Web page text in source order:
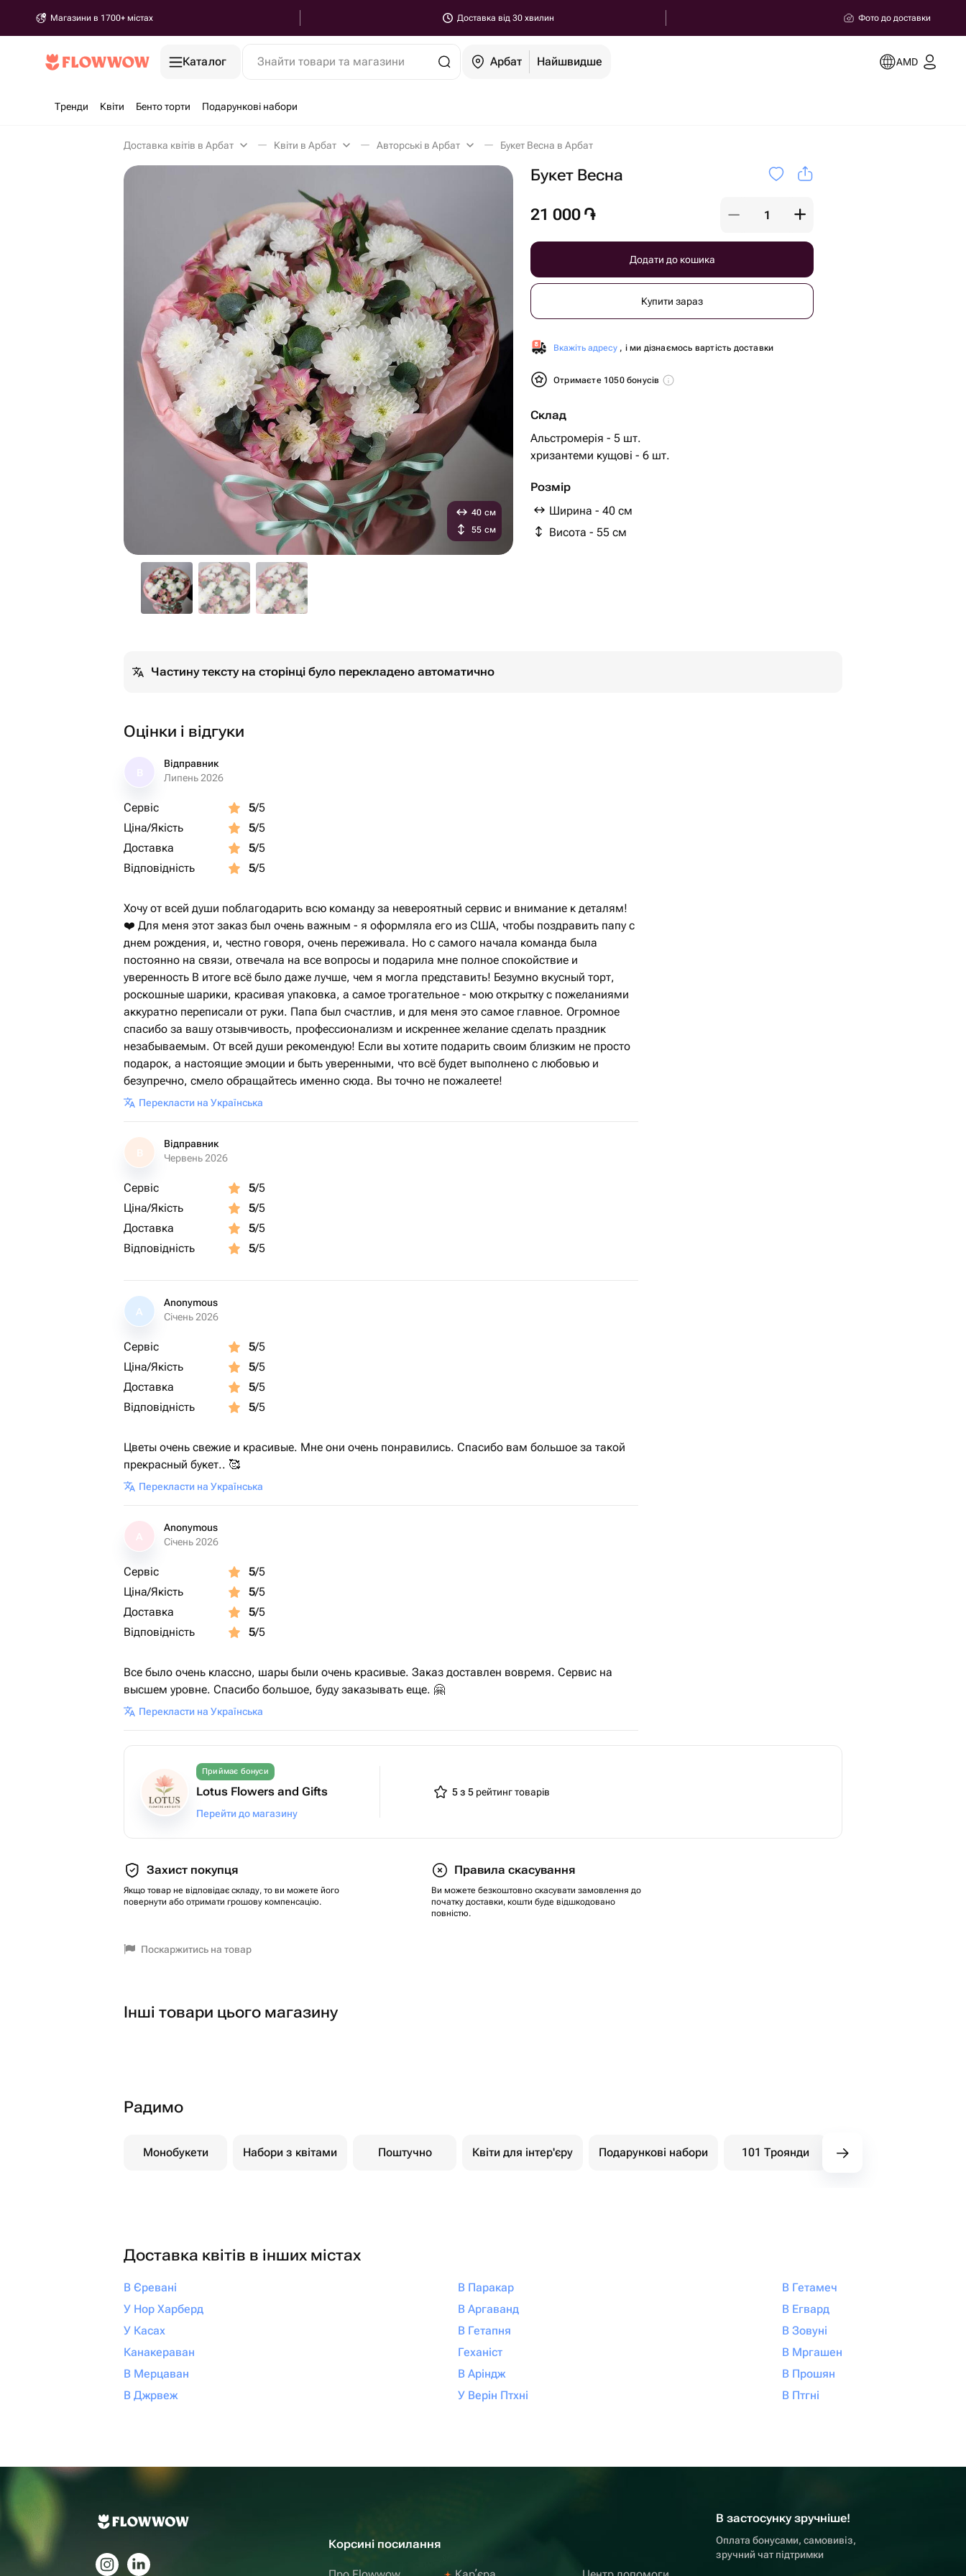
Магазини в 1700+ містах Доставка від 30 хвилин Фото до доставки
Каталог Знайти товари та магазини Арбат Найшвидше AMD
Тренди Квіти Бенто торти Подарункові набори
Доставка квітів в Арбат Квіти в Арбат Авторські в Арбат Букет Весна в Арбат
Букет Весна
21 000 ֏
Додати до кошика
Купити зараз
Вкажіть адресу , і ми дізнаємось вартість доставки
Отримаєте 1050 бонусів
Склад
Альстромерія - 5 шт.
хризантеми кущові - 6 шт.
Розмір
Ширина - 40 см
Висота - 55 см
40 см
55 см
Частину тексту на сторінці було перекладено автоматично
Оцінки і відгуки
Відправник
Липень 2026
Сервіс 5/5
Ціна/Якість
5/5
Доставка
5/5
Відповідність
5/5
Хочу от всей души поблагодарить всю команду за невероятный сервис и внимание к деталям!
❤️ Для меня этот заказ был очень важным - я оформляла его из США, чтобы поздравить папу с
днем рождения, и, честно говоря, очень переживала. Но с самого начала команда была
постоянно на связи, отвечала на все вопросы и подарила мне полное спокойствие и
уверенность В итоге всё было даже лучше, чем я могла представить! Безумно вкусный торт,
роскошные шарики, красивая упаковка, а самое трогательное - мою открытку с пожеланиями
аккуратно переписали от руки. Папа был счастлив, и для меня это самое главное. Огромное
спасибо за вашу отзывчивость, профессионализм и искреннее желание сделать праздник
незабываемым. От всей души рекомендую! Если вы хотите подарить своим близким не просто
подарок, а настоящие эмоции и быть уверенными, что всё будет выполнено с любовью и
безупречно, смело обращайтесь именно сюда. Вы точно не пожалеете!
Перекласти на Українська
В
Відправник
Червень 2026
Сервіс 5/5
Ціна/Якість
5/5
Доставка
5/5
Відповідність
5/5
A
Anonymous
Січень 2026
Сервіс 5/5
Ціна/Якість
5/5
Доставка
5/5
Відповідність
5/5
Цветы очень свежие и красивые. Мне они очень понравились. Спасибо вам большое за такой
прекрасный букет.. 🥰
Перекласти на Українська
Anonymous
Січень 2026
Сервіс 5/5
Ціна/Якість
5/5
Доставка
5/5
Відповідність
5/5
Все было очень классно, шары были очень красивые. Заказ доставлен вовремя. Сервис на
высшем уровне. Спасибо большое, буду заказывать еще. 🤗
Перекласти на Українська
Приймає бонуси
Lotus Flowers and Gifts
Перейти до магазину
5 з 5 рейтинг товарів
Захист покупця
Якщо товар не відповідає складу, то ви можете його
повернути або отримати грошову компенсацію.
Правила скасування
Ви можете безкоштовно скасувати замовлення до
початку доставки, кошти буде відшкодовано
повністю.
Поскаржитись на товар
Інші товари цього магазину
Радимо
Монобукети Набори з квітами Поштучно Квіти для інтер'єру Подарункові набори 101 Троянди
Доставка квітів в інших містах
В Єревані
У Нор Харберд
У Касах
Канакераван
В Мерцаван
В Джрвеж
В Паракар
В Аргаванд
В Гетапня
Геханіст
В Аріндж
У Верін Птхні
В Гетамеч
В Егвард
В Зовуні
В Мргашен
В Прошян
В Птгні
Корсині посилання
В застосунку зручніше!
Оплата бонусами, самовивіз,
зручний чат підтримки